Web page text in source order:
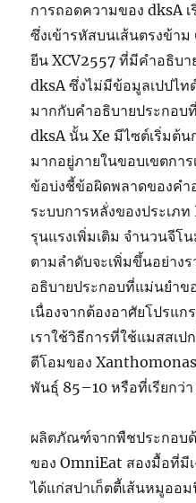
การถอดความของ dksA
ซึ่งเข้ารหัสบนเส้นตรงข้าม
ยีน XCV2557 ที่มีคำอธิบ
dksA ซึ่งไม่มีข้อมูลเปปไท
มากกับคำอธิบายประกอบ
dksA นั้น Xe มีไซต์เริ่มต้
มากอยู่ภายในขอบเขตกา
ข้อบ่งชี้ข้อผิดพลาดของคำ
ระบบการหลั่งของประเภ
รุนแรงเพิ่มเติม จำนวนจีโ
ตามลำดับจะเพิ่มขึ้นอย่างร
อธิบายประกอบที่แม่นยำข
เนื่องจากต้องอาศัยโปรแ
เราใช้วิธีการที่ใช้แมสสเป
ตีโอมของ
พันธุ์ 85–10 หรือที่เรียกว่า
ผลิตภัณฑ์จากพืชประกอบ
ของ OmniEat สองมื้อที่มี
ได้แก่สปาเก็ตตี้เส้นหมูออ